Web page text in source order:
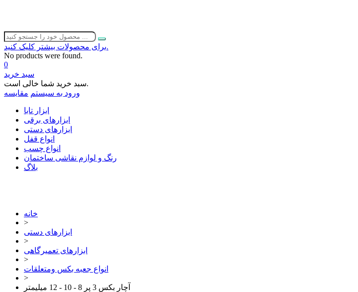
برای محصولات بیشتر کلیک کنید.
No products were found.
0
سبد خرید
سبد خرید شما خالی است.
ورود به سیستم مقایسه
ابزار تابا
ابزارهای برقی
ابزارهای دستی
انواع قفل
انواع چسب
رنگ و لوازم نقاشی ساختمان
بلاگ
خانه
>
ابزارهای دستی
>
ابزارهای تعمیرگاهی
>
انواع جعبه بکس ومتعلقات
>
آچار بکس 3 پر 8 - 10 - 12 میلیمتر